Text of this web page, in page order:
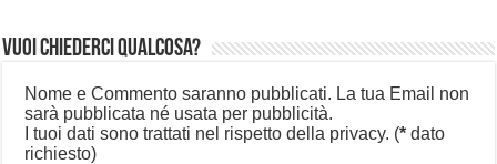
Vuoi chiederci qualcosa?
Nome e Commento saranno pubblicati. La tua Email non
sarà pubblicata né usata per pubblicità.
I tuoi dati sono trattati nel rispetto della privacy. (* dato
richiesto)